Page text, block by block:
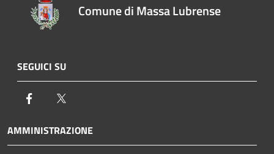
Comune di Massa Lubrense
SEGUICI SU
Facebook
AMMINISTRAZIONE